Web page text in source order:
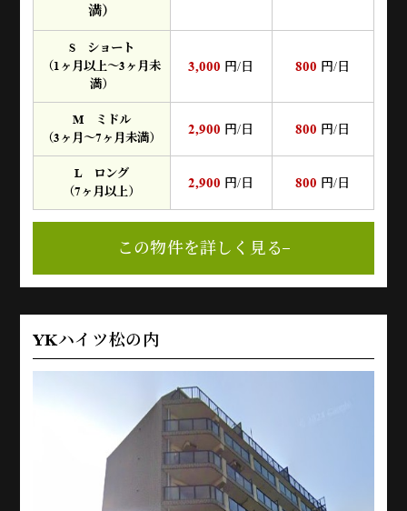
満）
S ショート
（1ヶ月以上～3ヶ月未
満）
3,000 円/日 800 円/日
M ミドル
（3ヶ月～7ヶ月未満）
2,900 円/日 800 円/日
L ロング
（7ヶ月以上）
2,900 円/日 800 円/日
この物件を詳しく見る
YKハイツ松の内